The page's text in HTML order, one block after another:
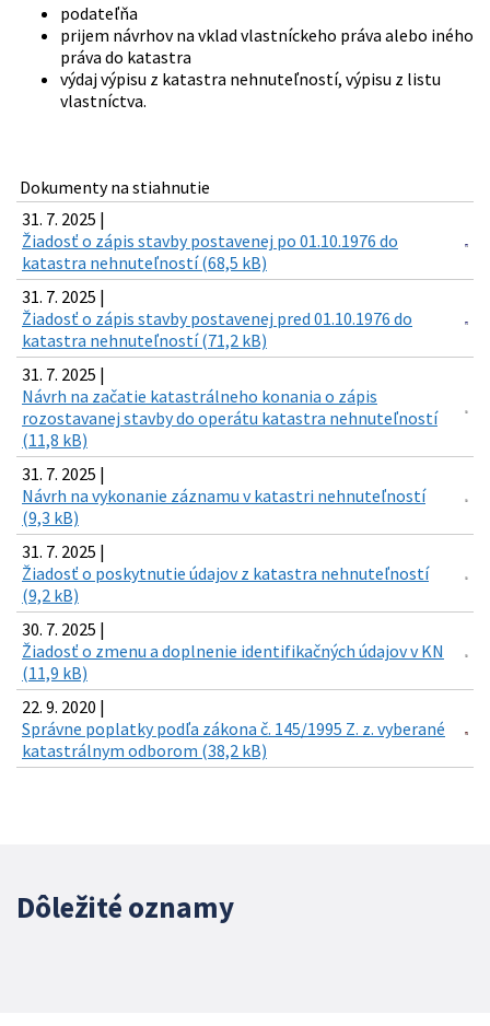
podateľňa
prijem návrhov na vklad vlastníckeho práva alebo iného
práva do katastra
výdaj výpisu z katastra nehnuteľností, výpisu z listu
vlastníctva.
Dokumenty na stiahnutie
31. 7. 2025 |
Žiadosť o zápis stavby postavenej po 01.10.1976 do
katastra nehnuteľností (68,5 kB)
31. 7. 2025 |
Žiadosť o zápis stavby postavenej pred 01.10.1976 do
katastra nehnuteľností (71,2 kB)
31. 7. 2025 |
Návrh na začatie katastrálneho konania o zápis
rozostavanej stavby do operátu katastra nehnuteľností
(11,8 kB)
31. 7. 2025 |
Návrh na vykonanie záznamu v katastri nehnuteľností
(9,3 kB)
31. 7. 2025 |
Žiadosť o poskytnutie údajov z katastra nehnuteľností
(9,2 kB)
30. 7. 2025 |
Žiadosť o zmenu a doplnenie identifikačných údajov v KN
(11,9 kB)
22. 9. 2020 |
Správne poplatky podľa zákona č. 145/1995 Z. z. vyberané
katastrálnym odborom (38,2 kB)
Dôležité oznamy